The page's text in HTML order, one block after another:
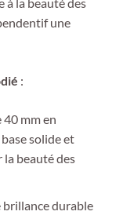
à la beauté des
une
:
mm en
solide et
la beauté des
brillance durable